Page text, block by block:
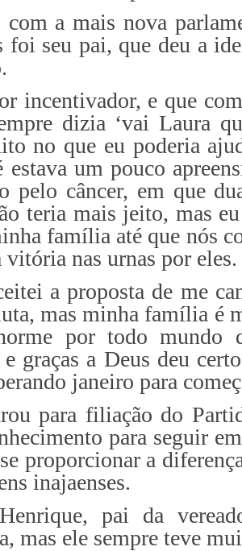
com a mais nova
foi seu pai, que deu a
incentivador, e que
dizia ‘vai Laura
no que eu poderia
estava um pouco
pelo câncer, em que
teria mais jeito, mas
família até que nós
vitória nas urnas por eles.
a proposta de me
mas minha família é
por todo
e graças a Deus deu
janeiro para
para filiação do
para seguir
proporcionar a
inajaenses.
Henrique, pai da
mas ele sempre teve